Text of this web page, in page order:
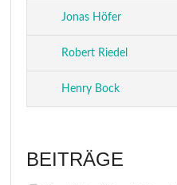
Jonas Höfer
Robert Riedel
Henry Bock
BEITRÄGE